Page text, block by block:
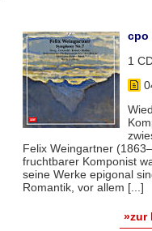
cpo
1
Felix Weingartner
fruchtbarer Komponist
seine Werke epigonal
Romantik, vor allem [...]
»zur